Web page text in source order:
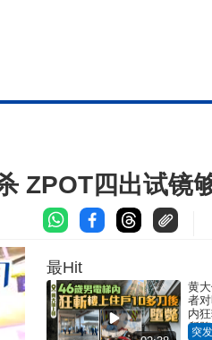
ZPOT四出试镜
最Hit
黄
者
内
所堕
突发